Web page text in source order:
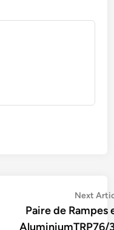
Next
Paire de Rampes
AluminiumTRP76/